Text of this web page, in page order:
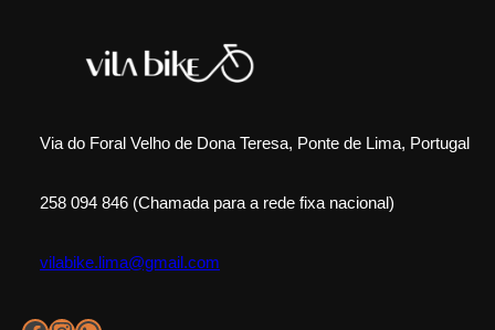
Via do Foral Velho de Dona Teresa, Ponte de Lima, Portugal
258 094 846 (Chamada para a rede fixa nacional)
vilabike.lima@gmail.com